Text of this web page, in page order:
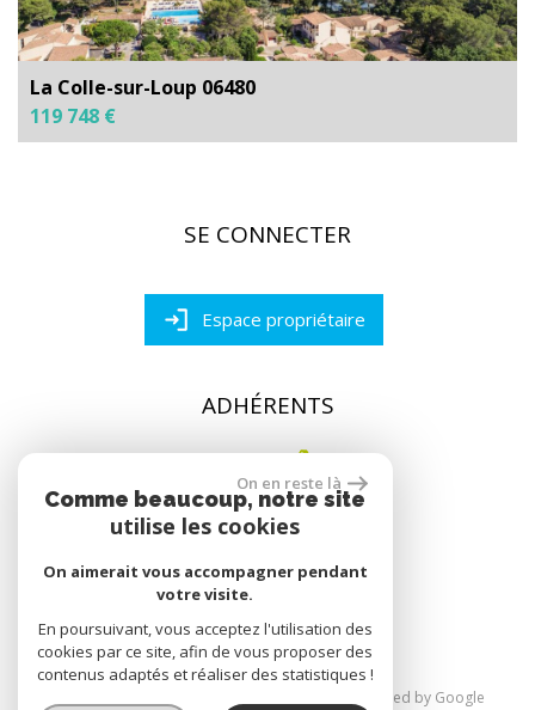
La Colle-sur-Loup 06480
119 748 €
ADHÉRENTS
SE CONNECTER
Espace propriétaire
réalisé par
© 2026 | Tous droits réservés | Traduction powered by Google
On en reste là
Comme beaucoup, notre site
utilise les cookies
On aimerait vous accompagner pendant
votre visite.
En poursuivant, vous acceptez l'utilisation des
cookies par ce site, afin de vous proposer des
contenus adaptés et réaliser des statistiques !